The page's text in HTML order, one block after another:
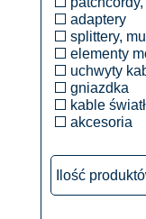
adaptery
splittery,
elementy
uchwyty
gniazdka
kable
akcesoria
Ilość
produktów
*